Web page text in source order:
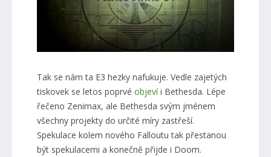
Tak se nám ta E3 hezky nafukuje. Vedle zajetých
tiskovek se letos poprvé objevíi Bethesda. Lépe
řečeno Zenimax, ale Bethesda svým jménem
všechny projekty do určité míry zastřeší.
Spekulace kolem nového Falloutu tak přestanou
být spekulacemi a konečně přijde i Doom.